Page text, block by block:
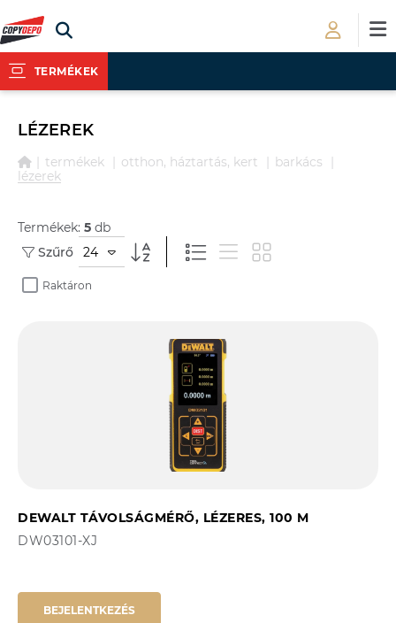
TERMÉKEK
LÉZEREK
termékek otthon, háztartás, kert
barkács
lézerek
Termékek: 5 db
Szűrő
Raktáron
24
DEWALT TÁVOLSÁGMÉRŐ, LÉZERES, 100 M
DW03101-XJ
BEJELENTKEZÉS